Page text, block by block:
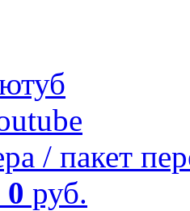
/ пакет
0 руб.